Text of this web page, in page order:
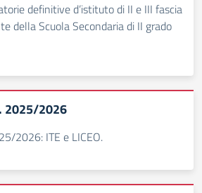
definitive d’istituto di II e III fascia
della Scuola Secondaria di II grado
2025/2026
2026: ITE e LICEO.